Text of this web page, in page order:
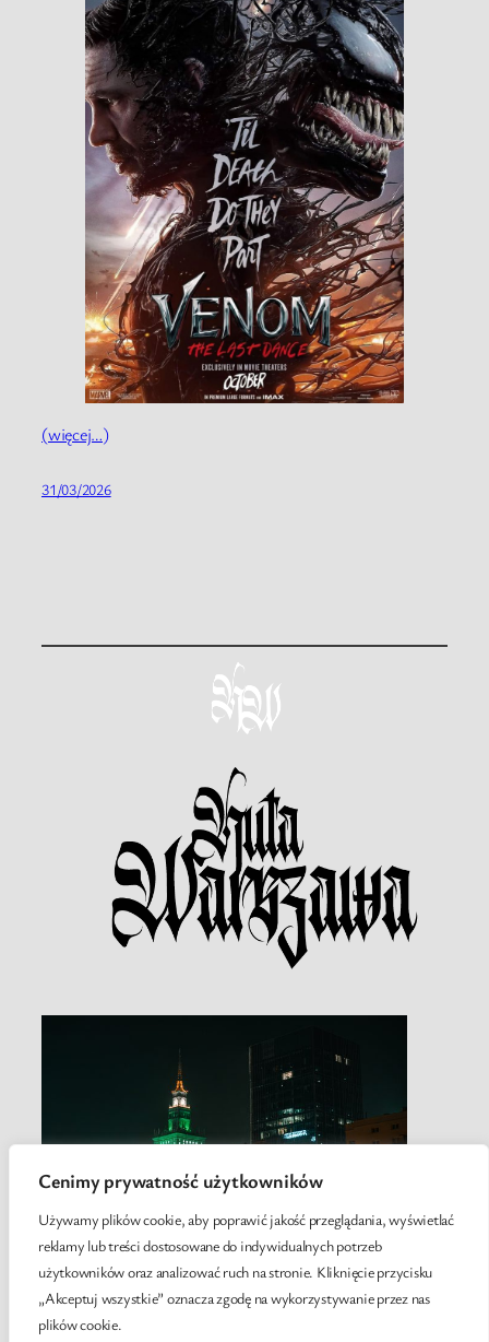
Cenimy prywatność użytkowników
Używamy plików cookie, aby poprawić jakość przeglądania, wyświetlać
reklamy lub treści dostosowane do indywidualnych potrzeb
użytkowników oraz analizować ruch na stronie. Kliknięcie przycisku
„Akceptuj wszystkie” oznacza zgodę na wykorzystywanie przez nas
plików cookie.
(więcej…)
31/03/2026